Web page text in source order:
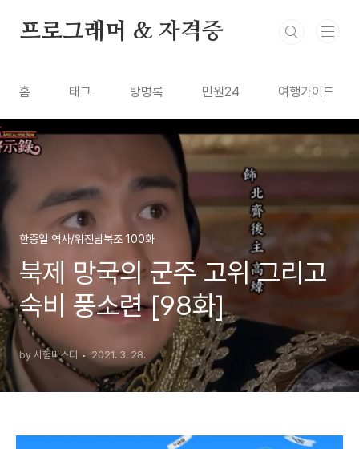
프로그래머 & 자격증
홈 태그 방명록 민원24 여행가이드
한중일 역사/위진남북조 100화
북제 망국의 군주 고위 그리고
숙비 풍소련 [98화]
by 시험마스터 2021. 3. 28.